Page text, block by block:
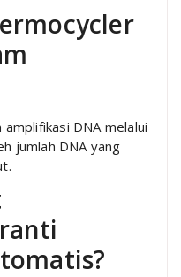
DNA melalui
jumlah DNA yang